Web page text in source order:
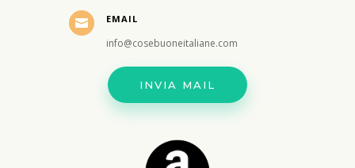
 EMAIL
info@cosebuoneitaliane.com
INVIA MAIL